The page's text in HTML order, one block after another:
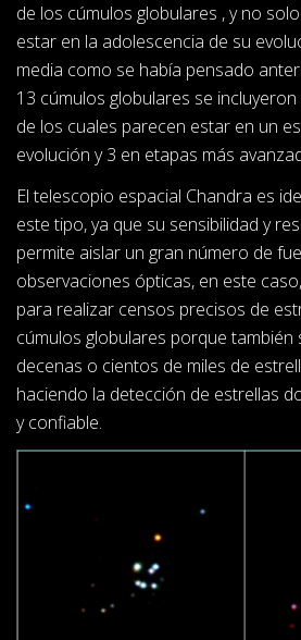
de los cúmulos globulares , y no
estar en la adolescencia de su
media como se había pensado
13 cúmulos globulares se
de los cuales parecen estar en un
evolución y 3 en etapas más
El telescopio espacial Chandra es
este tipo, ya que su sensibilidad y
permite aislar un gran número de
observaciones ópticas, en este
para realizar censos precisos de
cúmulos globulares porque también
decenas o cientos de miles de
haciendo la detección de estrellas
y confiable.